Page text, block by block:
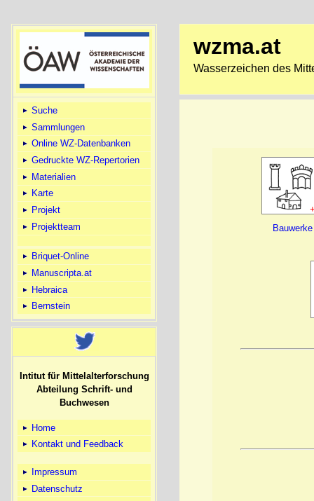
Suche
Sammlungen
Online WZ-Datenbanken
Gedruckte WZ-Repertorien
Materialien
Karte
Projekt
Projektteam
Briquet-Online
Manuscripta.at
Hebraica
Bernstein
Intitut für Mittelalterforschung
Abteilung Schrift- und
Buchwesen
Home
Kontakt und Feedback
Impressum
Datenschutz
wzma.at
Wasserzeichen des
Bauwerke